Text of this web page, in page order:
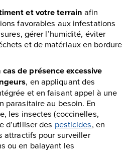
et votre terrain afin
favorables aux infestations
gérer l’humidité, éviter
et de matériaux en bordure
de présence excessive
, en appliquant des
et en faisant appel à une
parasitaire au besoin. En
les insectes (coccinelles,
d’utiliser des pesticides, en
attractifs pour surveiller
ou en balayant les